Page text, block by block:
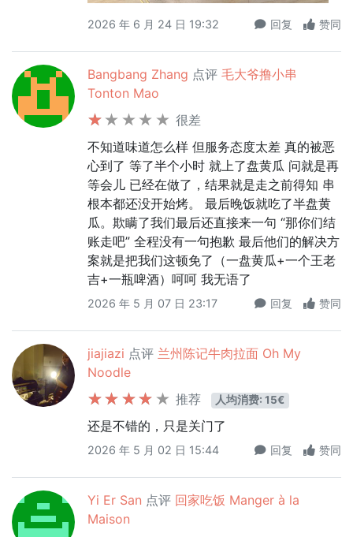
2026 年 6 月 24 日 19:32 回复 赞同
Bangbang Zhang 点评 毛大爷撸小串
Tonton Mao
很差
不知道味道怎么样 但服务态度太差 真的被恶
心到了 等了半个小时 就上了盘黄瓜 问就是再
等会儿 已经在做了，结果就是走之前得知 串
根本都还没开始烤。 最后晚饭就吃了半盘黄
瓜。欺瞒了我们最后还直接来一句 “那你们结
账走吧” 全程没有一句抱歉 最后他们的解决方
案就是把我们这顿免了（一盘黄瓜+一个王老
吉+一瓶啤酒）呵呵 我无语了
2026 年 5 月 07 日 23:17 回复 赞同
jiajiazi 点评 兰州陈记牛肉拉面 Oh My
Noodle
推荐
人均消费: 15€
还是不错的，只是关门了
2026 年 5 月 02 日 15:44 回复 赞同
Yi Er San 点评 回家吃饭 Manger à la
Maison